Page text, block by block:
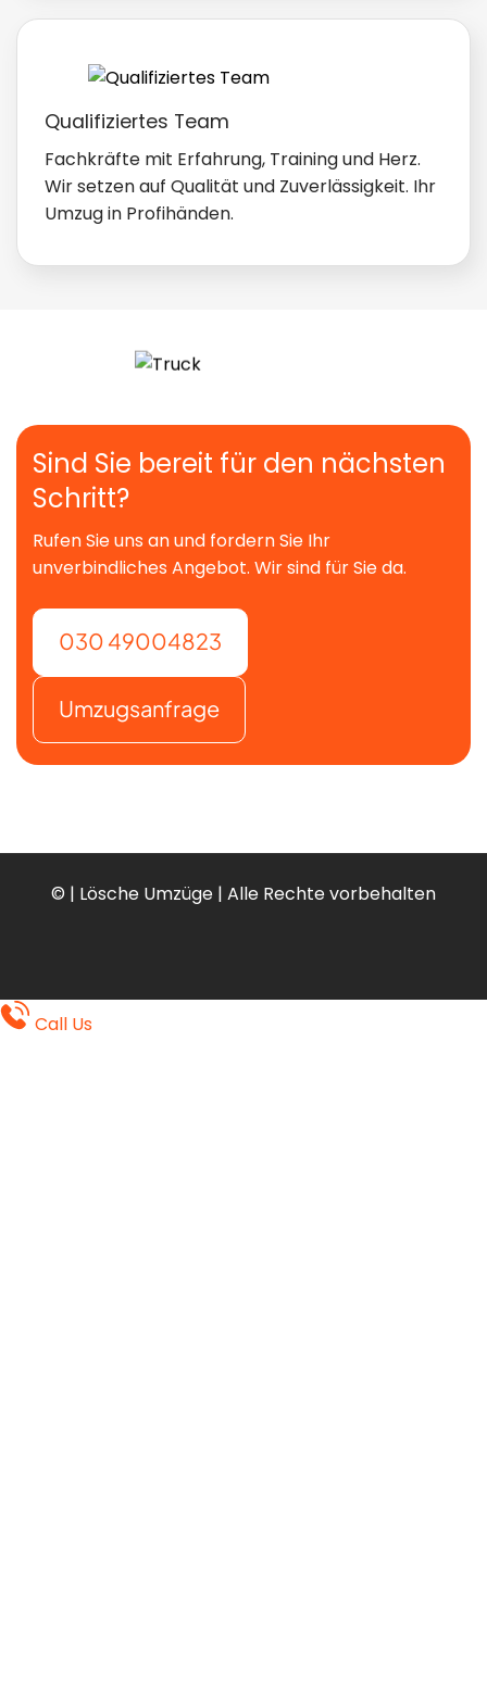
Qualifiziertes Team
Fachkräfte mit Erfahrung, Training und Herz.
Wir setzen auf Qualität und Zuverlässigkeit. Ihr
Umzug in Profihänden.
Sind Sie bereit für den nächsten
Schritt?
Rufen Sie uns an und fordern Sie Ihr
unverbindliches Angebot. Wir sind für Sie da.
030 49004823
Umzugsanfrage
© | Lösche Umzüge | Alle Rechte vorbehalten
Call Us